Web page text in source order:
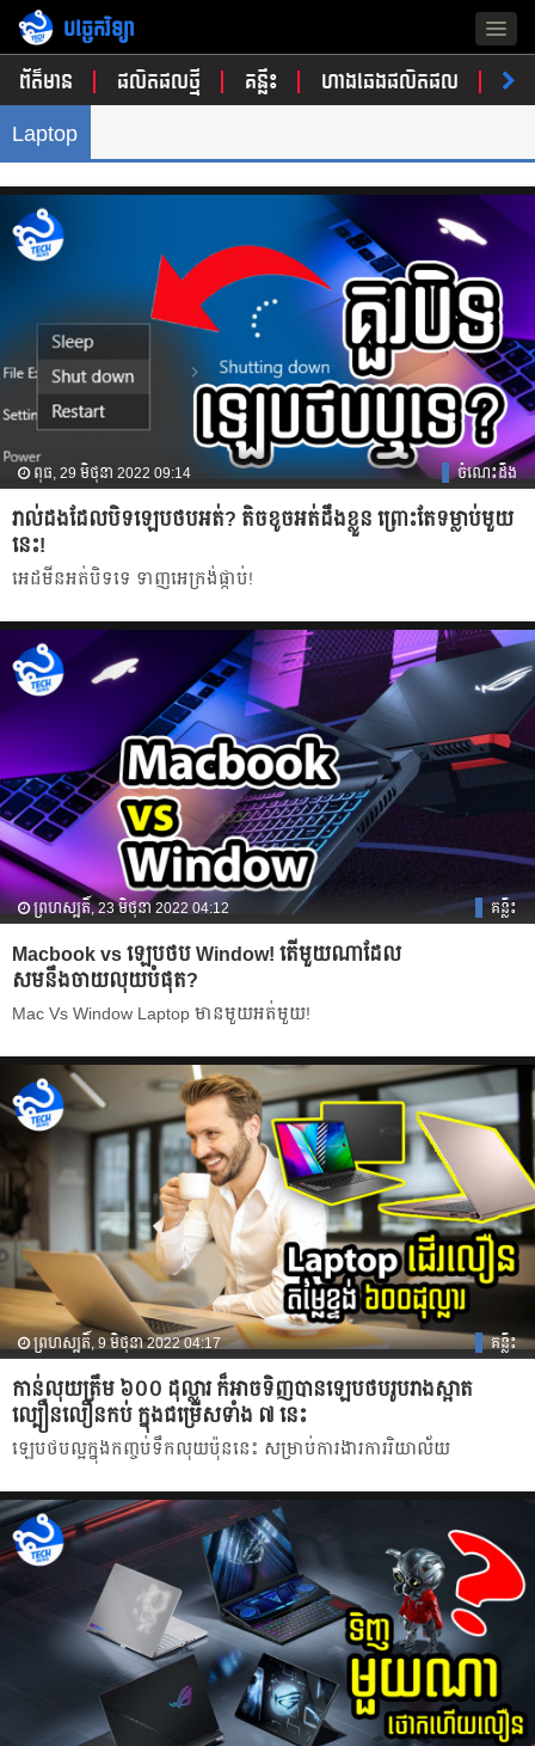
បច្ចេកវិទ្យា
ព័ត៌មាន ផលិតផលថ្មី គន្លឹះ ហាងឆេងផលិតផល ចំណ
Laptop
ពុធ, 29 មិថុនា 2022 09:14 ចំណេះដឹង
រាល់ដងដែលបិទឡេបថបអត់? តិចខូចអត់ដឹងខ្លួន ព្រោះតែទម្លាប់មួយ
នេះ!
អេដមីនអត់បិទទេ ទាញអេក្រង់ផ្កាប់!
ព្រហស្បតិ៍, 23 មិថុនា 2022 04:12 គន្លឹះ
Macbook vs ឡេបថប Window! តើមួយណាដែល
សមនឹងចាយលុយបំផុត?
Mac Vs Window Laptop មានមួយអត់មួយ!
ព្រហស្បតិ៍, 9 មិថុនា 2022 04:17 គន្លឹះ
កាន់លុយត្រឹម ៦០០ ដុល្លារ ក៏អាចទិញបានឡេបថបរូបរាងស្អាត
ល្បឿនលឿនកប់ ក្នុងជម្រើសទាំង ៧ នេះ
ឡេបថបល្អក្នុងកញ្ចប់ទឹកលុយប៉ុននេះ សម្រាប់ការងារការរិយាល័យ